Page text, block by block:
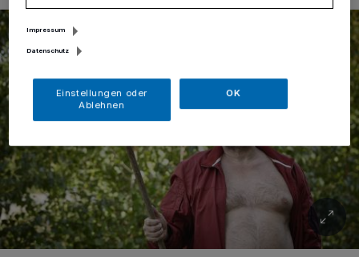
Impressum
Datenschutz
Einstellungen oder
Ablehnen
OK